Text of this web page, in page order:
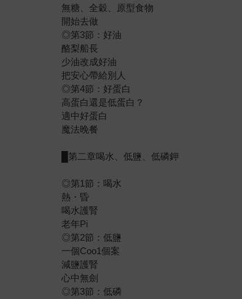
無糖、全穀、原型食物
開始去做
◎第3節：好油
酪梨船長
少油改成好油
把安心帶給別人
◎第4節：好蛋白
高蛋白還是低蛋白？
適中好蛋白
魔法晚餐
█第二章喝水、低鹽、低磷鉀
◎第1節：喝水
熱・昏
喝水護腎
老年Pi
◎第2節：低鹽
一個Coo1個案
減鹽護腎
心中無劍
◎第3節：低磷